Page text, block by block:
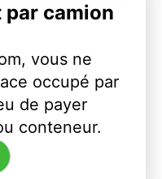
camion
vous ne
occupé par
de payer
conteneur.